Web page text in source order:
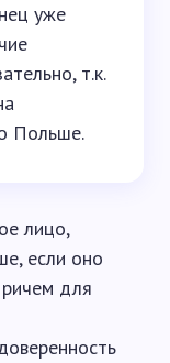
уже
т.к.
Польше.
лицо,
если оно
для